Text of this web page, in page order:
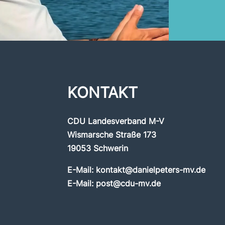
KONTAKT
CDU Landesverband M-V
Wismarsche Straße 173
19053 Schwerin
E-Mail: kontakt@danielpeters-mv.de
E-Mail: post@cdu-mv.de